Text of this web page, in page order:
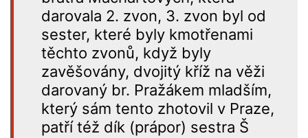
darovala 2. zvon, 3. zvon byl od
sester, které byly kmotřenami
těchto zvonů, když byly
zavěšovány, dvojitý kříž na věži
darovaný br. Pražákem mladším,
který sám tento zhotovil v Praze,
patří též dík (prápor) sestra Š